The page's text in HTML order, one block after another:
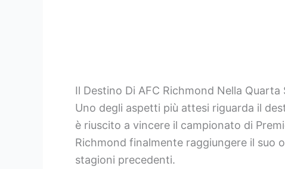
Il Destino Di AFC Richmond Nella Quarta
Uno degli aspetti più attesi riguarda il
è riuscito a vincere il campionato di
Richmond finalmente raggiungere il suo
stagioni precedenti.